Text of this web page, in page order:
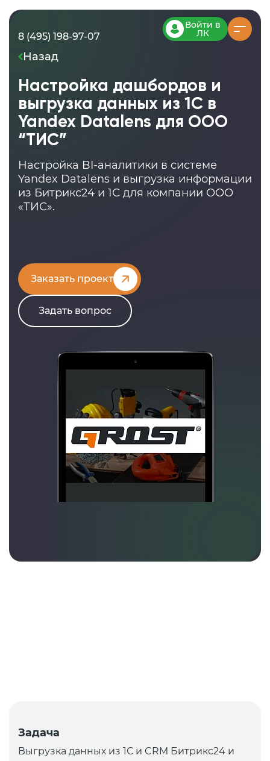
8 (495) 198-97-07
Войти в
ЛК
Назад
Настройка дашбордов и
выгрузка данных из 1С в
Yandex Datalens для ООО
“ТИС”
Настройка BI-аналитики в системе
Yandex Datalens и выгрузка информации
из Битрикс24 и 1С для компании ООО
«ТИС».
Заказать проект
Задать вопрос
Задача
Выгрузка данных из 1С и CRM Битрикс24 и